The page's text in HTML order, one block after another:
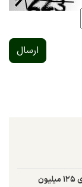
ارسال
ساخت داخل ۹ همتی در مس؛ صرفه‌جویی ارزی ۱۲۵ میلیون